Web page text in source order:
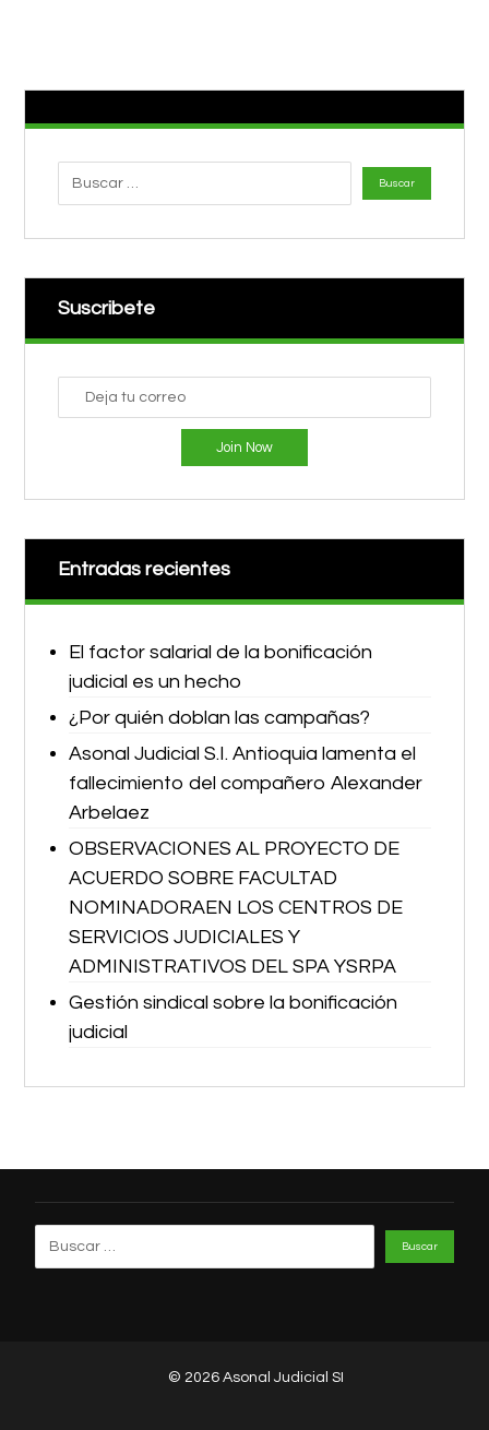
Suscribete
Join Now
Entradas recientes
El factor salarial de la bonificación
judicial es un hecho
¿Por quién doblan las campañas?
Asonal Judicial S.I. Antioquia lamenta el
fallecimiento del compañero Alexander
Arbelaez
OBSERVACIONES AL PROYECTO DE
ACUERDO SOBRE FACULTAD
NOMINADORAEN LOS CENTROS DE
SERVICIOS JUDICIALES Y
ADMINISTRATIVOS DEL SPA YSRPA
Gestión sindical sobre la bonificación
judicial
© 2026 Asonal Judicial SI